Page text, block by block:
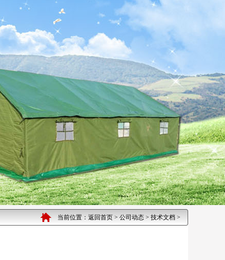
当前位置： 返回首页 > 公司动态 > 技术文档 >